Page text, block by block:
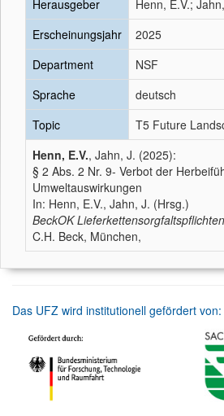
Herausgeber
Henn, E.V.;
Erscheinungsjahr
2025
Department
NSF
Sprache
deutsch
Topic
T5 Future
Henn, E.V., Jahn, J. (2025):
§ 2 Abs. 2 Nr. 9- Verbot der
Umweltauswirkungen
In: Henn, E.V., Jahn, J. (Hrsg.)
BeckOK
C.H. Beck, München,
Das UFZ wird institutionell gefördert von: